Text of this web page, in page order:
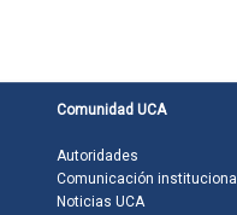
Comunidad UCA
Autoridades
Comunicación institucional
Noticias UCA